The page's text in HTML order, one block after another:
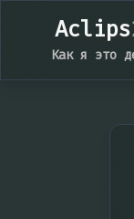
Aclips
Как я это